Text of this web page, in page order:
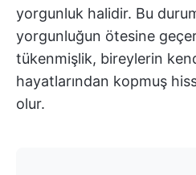
yorgunluk halidir. Bu
yorgunluğun ötesine
tükenmişlik, bireylerin
hayatlarından kopmuş
olur.